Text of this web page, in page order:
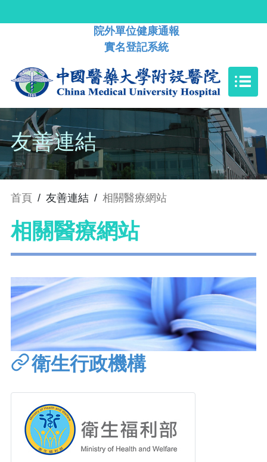
院外單位健康通報
實名登記系統
友善連結
首頁 / 友善連結 / 相關醫療網站
相關醫療網站
衛生行政機構